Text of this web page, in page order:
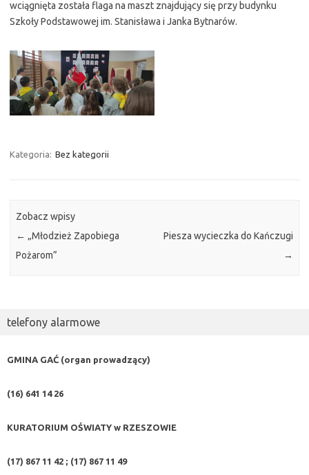
wciągnięta została flaga na maszt znajdujący się przy budynku
Szkoły Podstawowej im. Stanisława i Janka Bytnarów.
Kategoria: Bez kategorii
Zobacz wpisy
← „Młodzież Zapobiega
Pożarom”
Piesza wycieczka do Kańczugi
→
telefony alarmowe
GMINA GAĆ (organ prowadzący)
(16) 641 14 26
KURATORIUM OŚWIATY w RZESZOWIE
(17) 867 11 42 ; (17) 867 11 49